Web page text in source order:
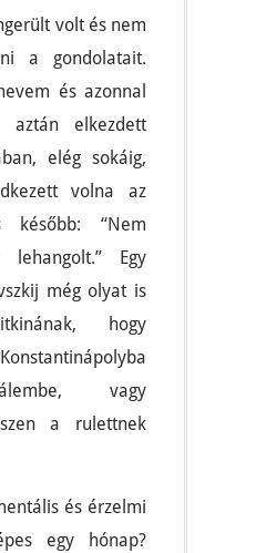
volt és nem
a gondolatait.
és azonnal
elkezdett
elég sokáig,
volna az
később: “Nem
lehangolt.” Egy
még olyat is
hogy
vagy
a rulettnek
és érzelmi
egy hónap?